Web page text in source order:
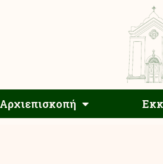
Αρχιεπισκοπή